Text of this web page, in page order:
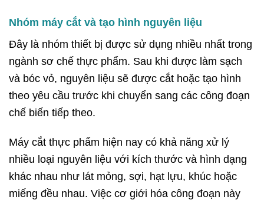
Nhóm máy cắt và tạo hình nguyên liệu
Đây là nhóm thiết bị được sử dụng nhiều nhất trong
ngành sơ chế thực phẩm. Sau khi được làm sạch
và bóc vỏ, nguyên liệu sẽ được cắt hoặc tạo hình
theo yêu cầu trước khi chuyển sang các công đoạn
chế biến tiếp theo.
Máy cắt thực phẩm hiện nay có khả năng xử lý
nhiều loại nguyên liệu với kích thước và hình dạng
khác nhau như lát mỏng, sợi, hạt lựu, khúc hoặc
miếng đều nhau. Việc cơ giới hóa công đoạn này